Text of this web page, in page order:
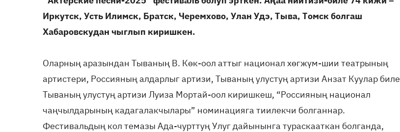
Иркутск, Усть Илимск, Братск, Черемхово, Улан Удэ, Тыва, Томск болгаш
Хабаровскудан чыглып киришкен.
Оларның аразындан Тываның В. Көк-оол аттыг национал хөгжүм-шии театрының
артистери, Россияның алдарлыг артизи, Тываның улустуң артизи Анзат Куулар биле
Тываның улустуң артизи Луиза Мортай-оол киришкеш, “Россияның национал
чаңчылдарының кадагалакчылары” номинацияга тиилекчи болганнар.
Фестивальдың кол темазы Ада-чурттуң Улуг дайынынга тураскааткан болганда,